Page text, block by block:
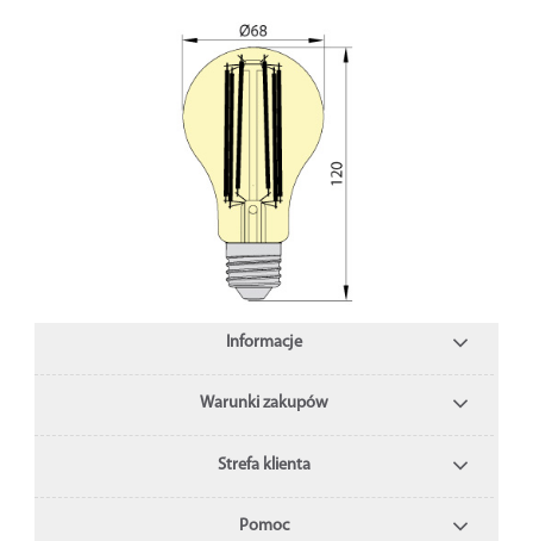
Informacje
Warunki zakupów
Strefa klienta
Pomoc